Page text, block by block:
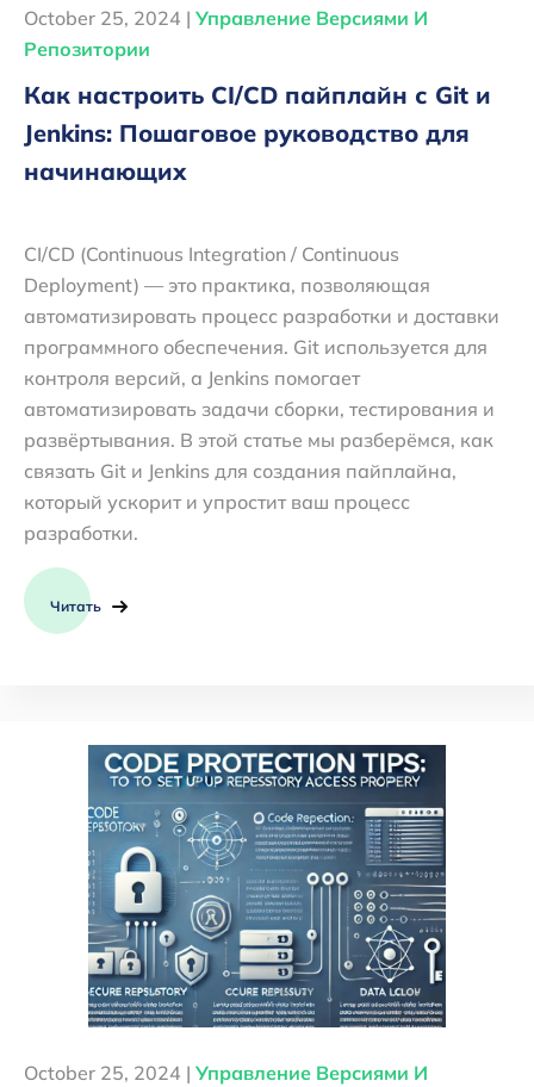
October 25, 2024 | Управление Версиями И
Репозитории
Как настроить CI/CD пайплайн с Git и
Jenkins: Пошаговое руководство для
начинающих
CI/CD (Continuous Integration / Continuous
Deployment) — это практика, позволяющая
автоматизировать процесс разработки и доставки
программного обеспечения. Git используется для
контроля версий, а Jenkins помогает
автоматизировать задачи сборки, тестирования и
развёртывания. В этой статье мы разберёмся, как
связать Git и Jenkins для создания пайплайна,
который ускорит и упростит ваш процесс
разработки.
Читать
October 25, 2024 | Управление Версиями И